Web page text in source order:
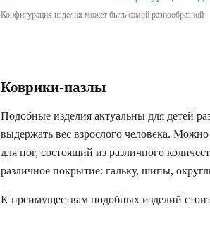
Конфигурация изделия может быть самой разнообразной
Коврики-пазлы
Подобные изделия актуальны для детей
выдержать вес взрослого человека.
для ног, состоящий из различного
различное покрытие: гальку, шипы,
К преимуществам подобных изделий